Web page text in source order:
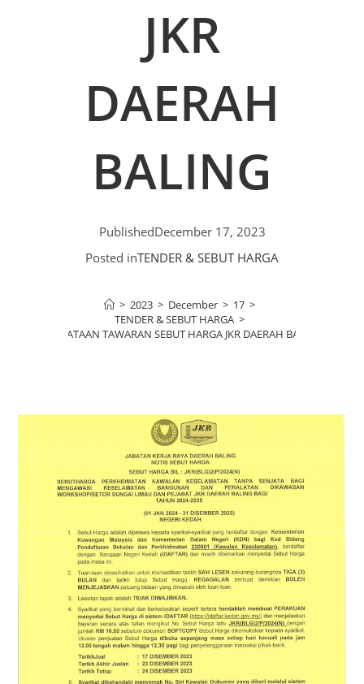
JKR
DAERAH
BALING
PublishedDecember 17, 2023
Posted inTENDER & SEBUT HARGA
> 2023 > December > 17 >
TENDER & SEBUT HARGA >
KENYATAAN TAWARAN SEBUT HARGA JKR DAERAH BALING